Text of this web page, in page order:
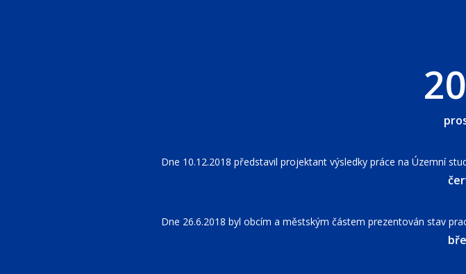
Dne 10.12.2018 představil projektant výsledky práce na Územní
Dne 26.6.2018 byl obcím a městským částem prezentován stav